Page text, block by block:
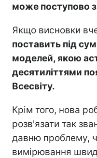
може поступово
Якщо висновки
поставить під
моделей, якою
десятиліттями
Всесвіту.
Крім того, нова
розв'язати так
давню проблему,
вимірювання